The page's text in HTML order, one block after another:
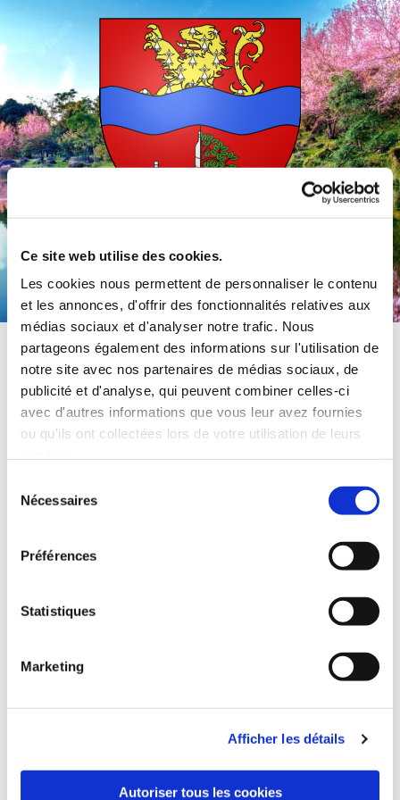
Ce site web utilise des cookies.
Les cookies nous permettent de personnaliser le contenu
et les annonces, d'offrir des fonctionnalités relatives aux
médias sociaux et d'analyser notre trafic. Nous
partageons également des informations sur l'utilisation de
notre site avec nos partenaires de médias sociaux, de
publicité et d'analyse, qui peuvent combiner celles-ci
avec d'autres informations que vous leur avez fournies
ou qu'ils ont collectées lors de votre utilisation de leurs
Nécessaires
Préférences
Statistiques
Marketing
Afficher les détails
Autoriser tous les cookies
Commune de Préty